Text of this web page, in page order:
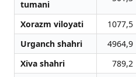
tumani
Xorazm viloyati 1077,5
Urganch shahri
4964,9
Xiva shahri
789,2